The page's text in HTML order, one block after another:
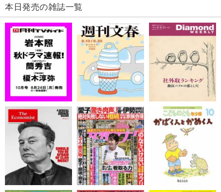
本日発売の雑誌一覧